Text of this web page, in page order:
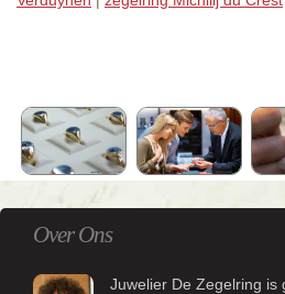
Over Ons
Juwelier De Zegelring is